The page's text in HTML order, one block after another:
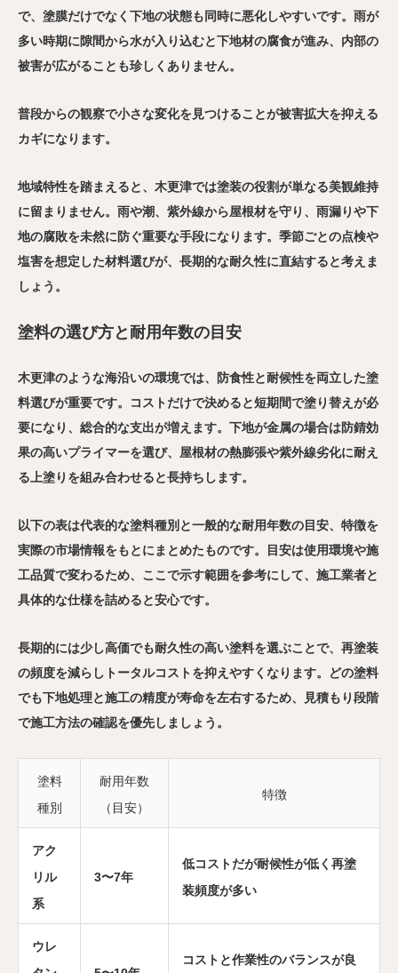
で、塗膜だけでなく下地の状態も同時に悪化しやすいです。雨が
多い時期に隙間から水が入り込むと下地材の腐食が進み、内部の
被害が広がることも珍しくありません。
普段からの観察で小さな変化を見つけることが被害拡大を抑える
カギになります。
地域特性を踏まえると、木更津では塗装の役割が単なる美観維持
に留まりません。雨や潮、紫外線から屋根材を守り、雨漏りや下
地の腐敗を未然に防ぐ重要な手段になります。季節ごとの点検や
塩害を想定した材料選びが、長期的な耐久性に直結すると考えま
しょう。
塗料の選び方と耐用年数の目安
木更津のような海沿いの環境では、防食性と耐候性を両立した塗
料選びが重要です。コストだけで決めると短期間で塗り替えが必
要になり、総合的な支出が増えます。下地が金属の場合は防錆効
果の高いプライマーを選び、屋根材の熱膨張や紫外線劣化に耐え
る上塗りを組み合わせると長持ちします。
以下の表は代表的な塗料種別と一般的な耐用年数の目安、特徴を
実際の市場情報をもとにまとめたものです。目安は使用環境や施
工品質で変わるため、ここで示す範囲を参考にして、施工業者と
具体的な仕様を詰めると安心です。
長期的には少し高価でも耐久性の高い塗料を選ぶことで、再塗装
の頻度を減らしトータルコストを抑えやすくなります。どの塗料
でも下地処理と施工の精度が寿命を左右するため、見積もり段階
で施工方法の確認を優先しましょう。
塗料
種別
耐用年数
（目安）
特徴
アク
リル
系
3〜7年
低コストだが耐候性が低く再塗
装頻度が多い
ウレ
コストと作業性のバランスが良